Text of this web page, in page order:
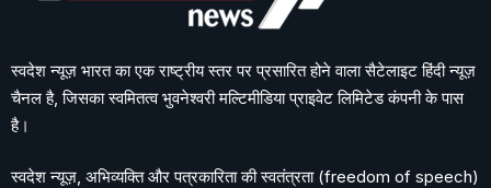
स्वदेश न्यूज़ भारत का एक राष्ट्रीय स्तर पर प्रसारित होने वाला सैटेलाइट हिंदी न्यूज़
चैनल है, जिसका स्वमितत्व भुवनेश्वरी मल्टिमीडिया प्राइवेट लिमिटेड कंपनी के पास
है।
स्वदेश न्यूज़, अभिव्यक्ति और पत्रकारिता की स्वतंत्रता (freedom of speech)